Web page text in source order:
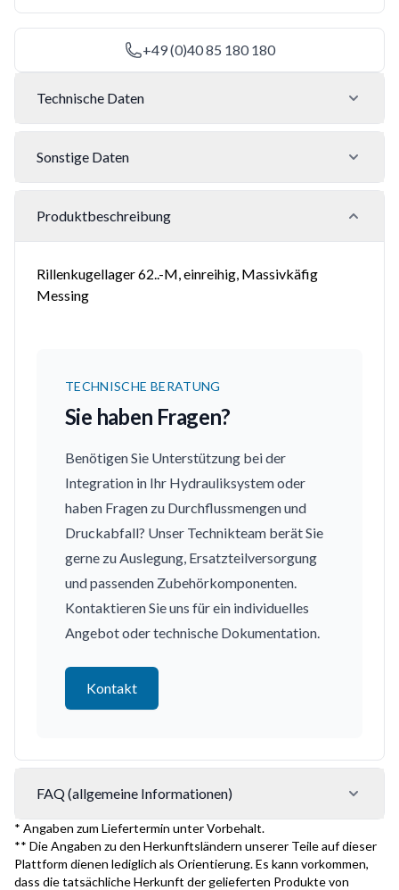
+49 (0)40 85 180 180
Technische Daten
Sonstige Daten
Produktbeschreibung
Rillenkugellager 62..-M, einreihig, Massivkäfig
Messing
TECHNISCHE BERATUNG
Sie haben Fragen?
Benötigen Sie Unterstützung bei der
Integration in Ihr Hydrauliksystem oder
haben Fragen zu Durchflussmengen und
Druckabfall? Unser Technikteam berät Sie
gerne zu Auslegung, Ersatzteilversorgung
und passenden Zubehörkomponenten.
Kontaktieren Sie uns für ein individuelles
Angebot oder technische Dokumentation.
Kontakt
FAQ (allgemeine Informationen)
* Angaben zum Liefertermin unter Vorbehalt.
** Die Angaben zu den Herkunftsländern unserer Teile auf dieser
Plattform dienen lediglich als Orientierung. Es kann vorkommen,
dass die tatsächliche Herkunft der gelieferten Produkte von